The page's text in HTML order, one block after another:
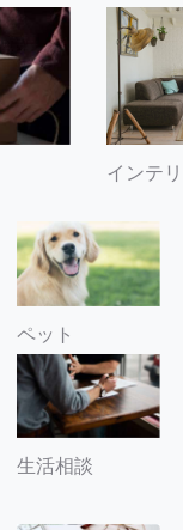
インテ
ペット
生活相談